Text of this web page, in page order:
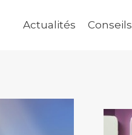
Actualités Conseils